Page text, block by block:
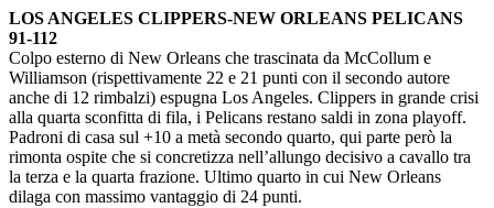
LOS ANGELES CLIPPERS-NEW ORLEANS PELICANS
91-112
Colpo esterno di New Orleans che trascinata da McCollum e
Williamson (rispettivamente 22 e 21 punti con il secondo autore
anche di 12 rimbalzi) espugna Los Angeles. Clippers in grande crisi
alla quarta sconfitta di fila, i Pelicans restano saldi in zona playoff.
Padroni di casa sul +10 a metà secondo quarto, qui parte però la
rimonta ospite che si concretizza nell’allungo decisivo a cavallo tra
la terza e la quarta frazione. Ultimo quarto in cui New Orleans
dilaga con massimo vantaggio di 24 punti.